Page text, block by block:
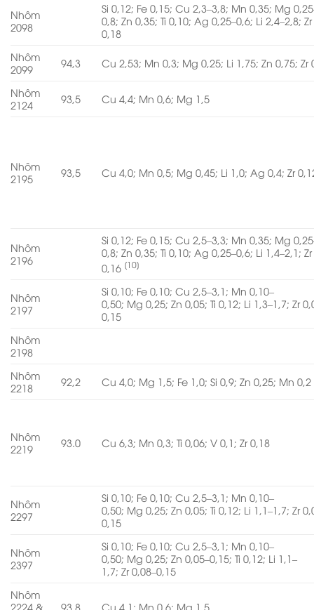
Nhôm
2098
Si 0,12; Fe 0,15; Cu 2,3–3,8; Mn 0,35; Mg
0,8; Zn 0,35; Ti 0,10; Ag 0,25–0,6; Li 2,4–2,8;
0,18
Nhôm
2099
94,3 Cu 2,53; Mn 0,3; Mg 0,25; Li 1,75; Zn 0,75; Zr
Nhôm
2124
93,5 Cu 4,4; Mn 0,6; Mg 1,5
Nhôm
2195
93,5 Cu 4,0; Mn 0,5; Mg 0,45; Li 1,0; Ag 0,4; Zr
Nhôm
2196
Si 0,12; Fe 0,15; Cu 2,5–3,3; Mn 0,35; Mg
0,8; Zn 0,35; Ti 0,10; Ag 0,25–0,6; Li 1,4–2,1;
0,16 [10]
Nhôm
2197
Si 0,10; Fe 0,10; Cu 2,5–3,1; Mn 0,10–
0,50; Mg 0,25; Zn 0,05; Ti 0,12; Li 1,3–1,7; Zr
0,15
Nhôm
2198
Nhôm
2218
92,2 Cu 4,0; Mg 1,5; Fe 1,0; Si 0,9; Zn 0,25; Mn 0,2
Nhôm
2219
93.0 Cu 6,3; Mn 0,3; Ti 0,06; V 0,1; Zr 0,18
Nhôm
2297
Si 0,10; Fe 0,10; Cu 2,5–3,1; Mn 0,10–
0,50; Mg 0,25; Zn 0,05; Ti 0,12; Li 1,1–1,7; Zr
0,15
Nhôm
2397
Si 0,10; Fe 0,10; Cu 2,5–3,1; Mn 0,10–
0,50; Mg 0,25; Zn 0,05–0,15; Ti 0,12; Li 1,1–
1,7; Zr 0,08–0,15
Nhôm
2224 &
93,8 Cu 4,1; Mn 0,6; Mg 1,5